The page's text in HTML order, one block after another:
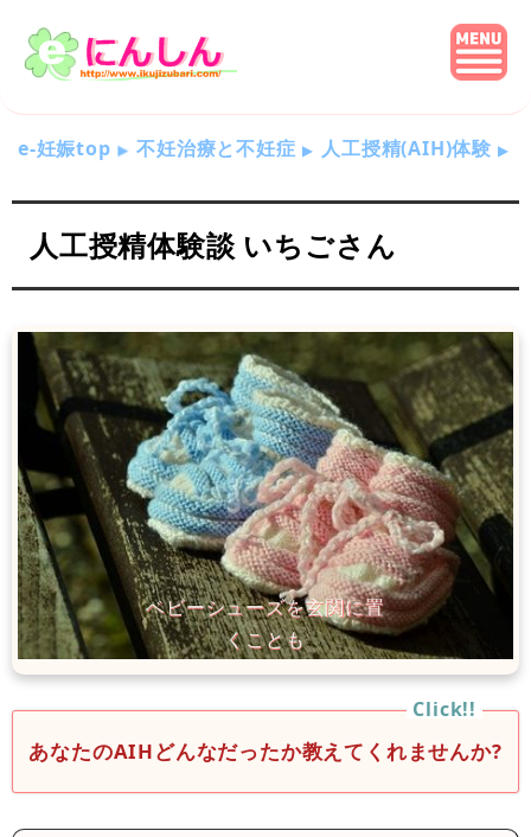
e-妊娠top 不妊治療と不妊症 人工授精(AIH)体験
人工授精体験談 いちごさん
あなたのAIHどんなだったか教えてくれませんか?